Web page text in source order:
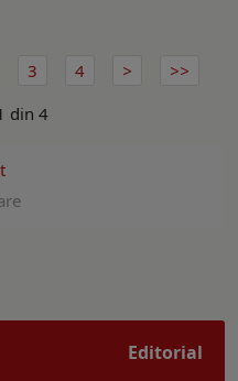
3
4
din 4
Editorial